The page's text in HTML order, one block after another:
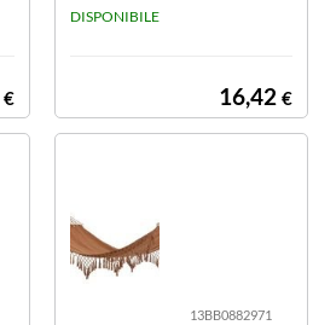
€
E Assortito
DISPONIBILE
16,42 €
13BB0882971